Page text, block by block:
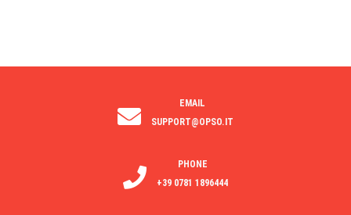
EMAIL
SUPPORT@OPSO.IT
PHONE
+39 0781 1896444